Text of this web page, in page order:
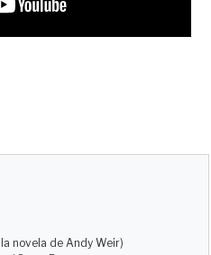
novela de Andy Weir)